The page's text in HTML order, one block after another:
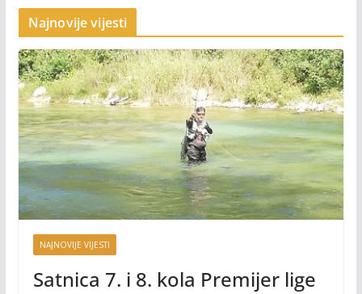
Najnovije vijesti
NAJNOVIJE VIJESTI
Satnica 7. i 8. kola Premijer lige